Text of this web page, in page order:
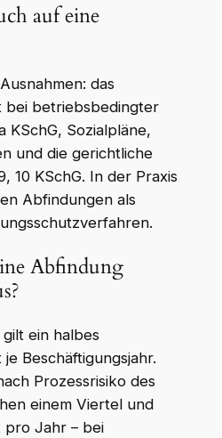
auf eine
das
bei betriebsbedingter
KSchG, Sozialpläne,
und die gerichtliche
10 KSchG. In der Praxis
Abfindungen als
Abfindung
ein halbes
Beschäftigungsjahr.
Prozessrisiko des
einem Viertel und
pro Jahr – bei